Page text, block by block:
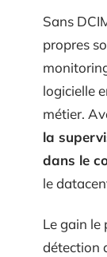
Sans
propres
logicielle
métier.
la
dans le
le
Le gain le
détection